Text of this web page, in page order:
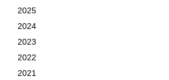
2025
2024
2023
2022
2021